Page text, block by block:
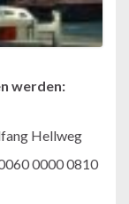
werden:
Hellweg
0000 0810